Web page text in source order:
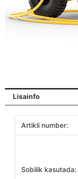
Lisainfo
Artikli number:
Sobilik kasutada: